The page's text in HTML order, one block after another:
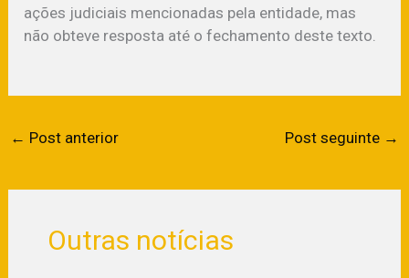
ações judiciais mencionadas pela entidade, mas
não obteve resposta até o fechamento deste texto.
← Post anterior Post seguinte →
Outras notícias